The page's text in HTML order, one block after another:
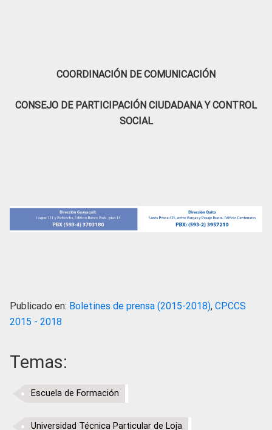
COORDINACIÓN DE COMUNICACIÓN
CONSEJO DE PARTICIPACIÓN CIUDADANA Y CONTROL
SOCIAL
Publicado en: Boletines de prensa (2015-2018), CPCCS
2015 - 2018
Temas:
Escuela de Formación
Universidad Técnica Particular de Loja